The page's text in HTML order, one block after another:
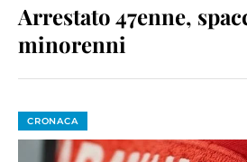
Arrestato 47enne,
minorenni
CRONACA